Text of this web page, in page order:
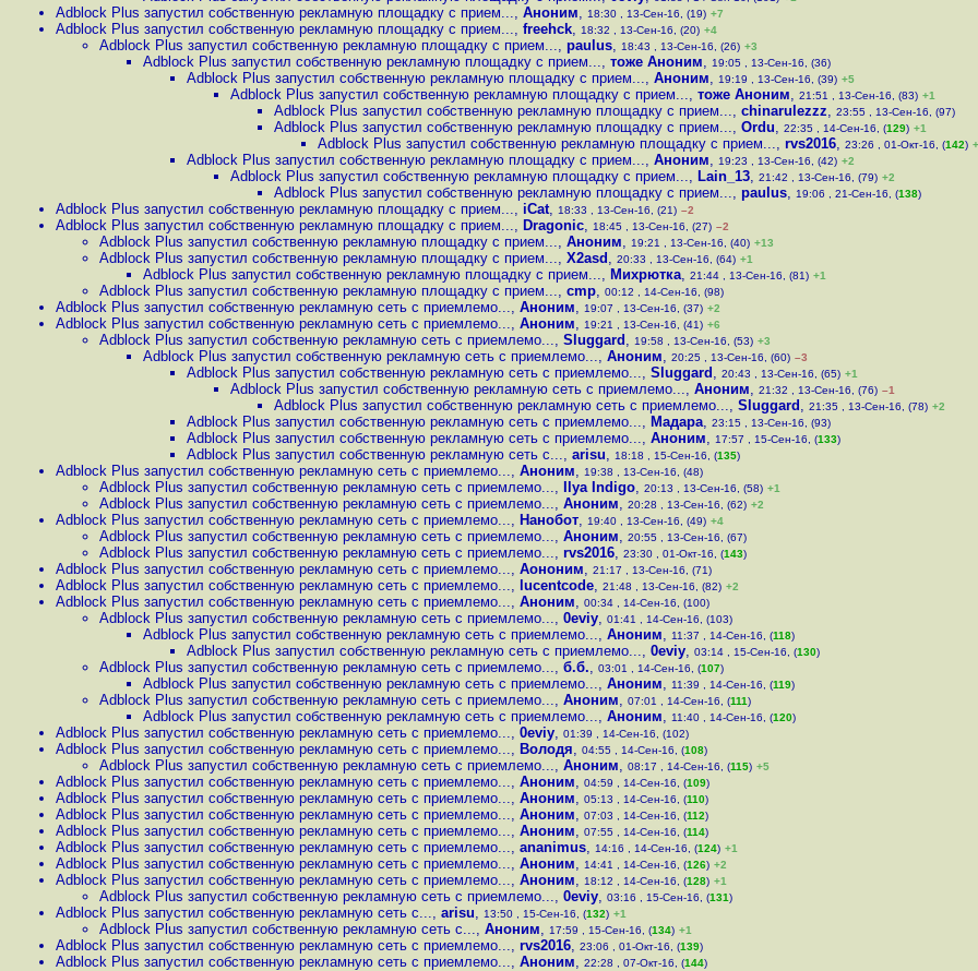
Adblock Plus запустил собственную рекламную площадку с прием..., Аноним, 18:30 , 13-Сен-16, (19) +7
Adblock Plus запустил собственную рекламную площадку с прием..., freehck, 18:32 , 13-Сен-16, (20) +4
Adblock Plus запустил собственную рекламную площадку с прием..., paulus, 18:43 , 13-Сен-16, (26) +3
Adblock Plus запустил собственную рекламную площадку с прием..., тоже Аноним, 19:05 , 13-Сен-16, (36)
Adblock Plus запустил собственную рекламную площадку с прием..., Аноним, 19:19 , 13-Сен-16, (39) +5
Adblock Plus запустил собственную рекламную площадку с прием..., тоже Аноним, 21:51 , 13-Сен-16, (83) +1
Adblock Plus запустил собственную рекламную площадку с прием..., chinarulezzz, 23:55 , 13-Сен-16, (97)
Adblock Plus запустил собственную рекламную площадку с прием..., Ordu, 22:35 , 14-Сен-16, (129) +1
Adblock Plus запустил собственную рекламную площадку с прием..., rvs2016, 23:26 , 01-Окт-16, (142)
Adblock Plus запустил собственную рекламную площадку с прием..., Аноним, 19:23 , 13-Сен-16, (42) +2
Adblock Plus запустил собственную рекламную площадку с прием..., Lain_13, 21:42 , 13-Сен-16, (79) +2
Adblock Plus запустил собственную рекламную площадку с прием..., paulus, 19:06 , 21-Сен-16, (138)
Adblock Plus запустил собственную рекламную площадку с прием..., iCat, 18:33 , 13-Сен-16, (21) –2
Adblock Plus запустил собственную рекламную площадку с прием..., Dragonic, 18:45 , 13-Сен-16, (27) –2
Adblock Plus запустил собственную рекламную площадку с прием..., Аноним, 19:21 , 13-Сен-16, (40) +13
Adblock Plus запустил собственную рекламную площадку с прием..., X2asd , 20:33 , 13-Сен-16, (64) +1
Adblock Plus запустил собственную рекламную площадку с прием..., Михрютка, 21:44 , 13-Сен-16, (81) +1
Adblock Plus запустил собственную рекламную площадку с прием..., cmp, 00:12 , 14-Сен-16, (98)
Adblock Plus запустил собственную рекламную сеть с приемлемо..., Аноним, 19:07 , 13-Сен-16, (37) +2
Adblock Plus запустил собственную рекламную сеть с приемлемо..., Аноним, 19:21 , 13-Сен-16, (41) +6
Adblock Plus запустил собственную рекламную сеть с приемлемо..., Sluggard , 19:58 , 13-Сен-16, (53) +3
Adblock Plus запустил собственную рекламную сеть с приемлемо..., Аноним, 20:25 , 13-Сен-16, (60) –3
Adblock Plus запустил собственную рекламную сеть с приемлемо..., Sluggard , 20:43 , 13-Сен-16, (65) +1
Adblock Plus запустил собственную рекламную сеть с приемлемо..., Аноним, 21:32 , 13-Сен-16, (76) –1
Adblock Plus запустил собственную рекламную сеть с приемлемо..., Sluggard , 21:35 , 13-Сен-16, (78) +2
Adblock Plus запустил собственную рекламную сеть с приемлемо..., Мадара, 23:15 , 13-Сен-16, (93)
Adblock Plus запустил собственную рекламную сеть с приемлемо..., Аноним, 17:57 , 15-Сен-16, (133)
Adblock Plus запустил собственную рекламную сеть с..., arisu, 18:18 , 15-Сен-16, (135)
Adblock Plus запустил собственную рекламную сеть с приемлемо..., Аноним, 19:38 , 13-Сен-16, (48)
Adblock Plus запустил собственную рекламную сеть с приемлемо..., Ilya Indigo, 20:13 , 13-Сен-16, (58) +1
Adblock Plus запустил собственную рекламную сеть с приемлемо..., Аноним, 20:28 , 13-Сен-16, (62) +2
Adblock Plus запустил собственную рекламную сеть с приемлемо..., Нанобот, 19:40 , 13-Сен-16, (49) +4
Adblock Plus запустил собственную рекламную сеть с приемлемо..., Аноним, 20:55 , 13-Сен-16, (67)
Adblock Plus запустил собственную рекламную сеть с приемлемо..., rvs2016, 23:30 , 01-Окт-16, (143)
Adblock Plus запустил собственную рекламную сеть с приемлемо..., Аононим, 21:17 , 13-Сен-16, (71)
Adblock Plus запустил собственную рекламную сеть с приемлемо..., lucentcode, 21:48 , 13-Сен-16, (82) +2
Adblock Plus запустил собственную рекламную сеть с приемлемо..., Аноним, 00:34 , 14-Сен-16, (100)
Adblock Plus запустил собственную рекламную сеть с приемлемо..., 0eviy, 01:41 , 14-Сен-16, (103)
Adblock Plus запустил собственную рекламную сеть с приемлемо..., Аноним, 11:37 , 14-Сен-16, (118)
Adblock Plus запустил собственную рекламную сеть с приемлемо..., 0eviy, 03:14 , 15-Сен-16, (130)
Adblock Plus запустил собственную рекламную сеть с приемлемо..., б.б., 03:01 , 14-Сен-16, (107)
Adblock Plus запустил собственную рекламную сеть с приемлемо..., Аноним, 11:39 , 14-Сен-16, (119)
Adblock Plus запустил собственную рекламную сеть с приемлемо..., Аноним, 07:01 , 14-Сен-16, (111)
Adblock Plus запустил собственную рекламную сеть с приемлемо..., Аноним, 11:40 , 14-Сен-16, (120)
Adblock Plus запустил собственную рекламную сеть с приемлемо..., 0eviy, 01:39 , 14-Сен-16, (102)
Adblock Plus запустил собственную рекламную сеть с приемлемо..., Володя, 04:55 , 14-Сен-16, (108)
Adblock Plus запустил собственную рекламную сеть с приемлемо..., Аноним, 08:17 , 14-Сен-16, (115) +5
Adblock Plus запустил собственную рекламную сеть с приемлемо..., Аноним, 04:59 , 14-Сен-16, (109)
Adblock Plus запустил собственную рекламную сеть с приемлемо..., Аноним, 05:13 , 14-Сен-16, (110)
Adblock Plus запустил собственную рекламную сеть с приемлемо..., Аноним, 07:03 , 14-Сен-16, (112)
Adblock Plus запустил собственную рекламную сеть с приемлемо..., Аноним, 07:55 , 14-Сен-16, (114)
Adblock Plus запустил собственную рекламную сеть с приемлемо..., ananimus, 14:16 , 14-Сен-16, (124) +1
Adblock Plus запустил собственную рекламную сеть с приемлемо..., Аноним, 14:41 , 14-Сен-16, (126) +2
Adblock Plus запустил собственную рекламную сеть с приемлемо..., Аноним, 18:12 , 14-Сен-16, (128) +1
Adblock Plus запустил собственную рекламную сеть с приемлемо..., 0eviy, 03:16 , 15-Сен-16, (131)
Adblock Plus запустил собственную рекламную сеть с..., arisu, 13:50 , 15-Сен-16, (132) +1
Adblock Plus запустил собственную рекламную сеть с..., Аноним, 17:59 , 15-Сен-16, (134) +1
Adblock Plus запустил собственную рекламную сеть с приемлемо..., rvs2016, 23:06 , 01-Окт-16, (139)
Adblock Plus запустил собственную рекламную сеть с приемлемо..., Аноним, 22:28 , 07-Окт-16, (144)